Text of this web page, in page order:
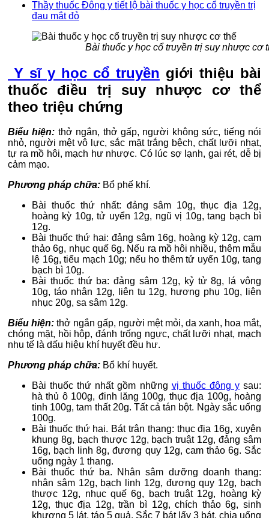
Thầy thuốc Đông y tiết lộ bài thuốc y học cổ truyền trị
đau mắt đỏ
Bài thuốc y học cổ truyền trị suy nhược cơ
Y sĩ y học cổ truyền giới thiệu bài
thuốc điều trị suy nhược cơ thể
theo triệu chứng
Biểu hiện: thở ngắn, thở gấp, người không sức, tiếng nói
nhỏ, người mệt vô lực, sắc mặt trắng bệch, chất lưỡi nhạt,
tự ra mồ hôi, mạch hư nhược. Có lúc sợ lạnh, gai rét, dễ bị
cảm mạo.
Phương pháp chữa: Bổ phế khí.
Bài thuốc thứ nhất: đảng sâm 10g, thục địa 12g,
hoàng kỳ 10g, tử uyển 12g, ngũ vị 10g, tang bạch bì
12g.
Bài thuốc thứ hai: đảng sâm 16g, hoàng kỳ 12g, cam
thảo 6g, nhục quế 6g. Nếu ra mồ hôi nhiều, thêm mẫu
lệ 16g, tiểu mạch 10g; nếu ho thêm tử uyển 10g, tang
bạch bì 10g.
Bài thuốc thứ ba: đảng sâm 12g, kỷ tử 8g, lá vông
10g, táo nhân 12g, liên tu 12g, hương phụ 10g, liên
nhục 20g, sa sâm 12g.
Biểu hiện: thở ngắn gấp, người mệt mỏi, da xanh, hoa mắt,
chóng mặt, hồi hộp, đánh trống ngực, chất lưỡi nhạt, mạch
nhu tế là dấu hiệu khí huyết đều hư.
Phương pháp chữa: Bổ khí huyết.
Bài thuốc thứ nhất gồm những vị thuốc đông ysau:
hà thủ ô 100g, đinh lăng 100g, thục địa 100g, hoàng
tinh 100g, tam thất 20g. Tất cả tán bột. Ngày sắc uống
100g.
Bài thuốc thứ hai. Bát trân thang: thục địa 16g, xuyên
khung 8g, bạch thược 12g, bạch truật 12g, đảng sâm
16g, bạch linh 8g, đương quy 12g, cam thảo 6g. Sắc
uống ngày 1 thang.
Bài thuốc thứ ba. Nhân sâm dưỡng doanh thang:
nhân sâm 12g, bạch linh 12g, đương quy 12g, bạch
thược 12g, nhục quế 6g, bạch truật 12g, hoàng kỳ
12g, thục địa 12g, trần bì 12g, chích thảo 6g, sinh
khương 5 lát, táo 5 quả. Sắc 7 bát lấy 3 bát, chia uống